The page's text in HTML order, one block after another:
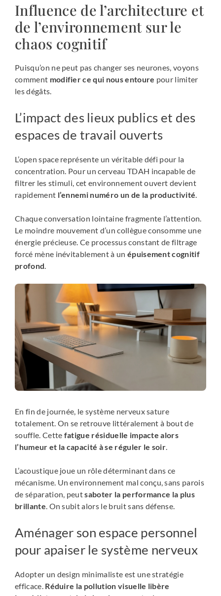
Influence de l’architecture et
de l’environnement sur le
chaos cognitif
Puisqu’on ne peut pas changer ses neurones, voyons
comment modifier ce qui nous entoure pour limiter
les dégâts.
L’impact des lieux publics et des
espaces de travail ouverts
L’open space représente un véritable défi pour la
concentration. Pour un cerveau TDAH incapable de
filtrer les stimuli, cet environnement ouvert devient
rapidement l’ennemi numéro un de la productivité.
Chaque conversation lointaine fragmente l’attention.
Le moindre mouvement d’un collègue consomme une
énergie précieuse. Ce processus constant de filtrage
forcé mène inévitablement à un épuisement cognitif
profond.
En fin de journée, le système nerveux sature
totalement. On se retrouve littéralement à bout de
souffle. Cette fatigue résiduelle impacte alors
l’humeur et la capacité à se réguler le soir.
L’acoustique joue un rôle déterminant dans ce
mécanisme. Un environnement mal conçu, sans parois
de séparation, peutsaboter la performance la plus
brillante. On subit alors le bruit sans défense.
Aménager son espace personnel
pour apaiser le système nerveux
Adopter un design minimaliste est une stratégie
efficace. Réduire la pollution visuelle libère